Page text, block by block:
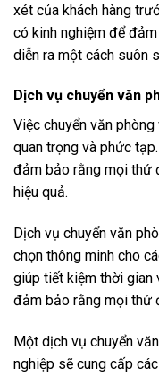
xét của khách hàng
có kinh nghiệm để
diễn ra một cách suôn
Dịch vụ chuyển văn
Việc chuyển văn
quan trọng và phức
đảm bảo rằng mọi thứ
hiệu quả.
Dịch vụ chuyển văn
chọn thông minh cho
giúp tiết kiệm thời gian
đảm bảo rằng mọi thứ
Một dịch vụ chuyển
nghiệp sẽ cung cấp